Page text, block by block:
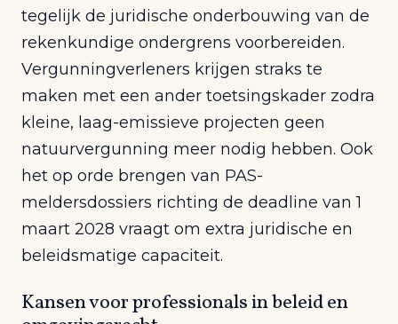
tegelijk de juridische onderbouwing van de
rekenkundige ondergrens voorbereiden.
Vergunningverleners krijgen straks te
maken met een ander toetsingskader zodra
kleine, laag-emissieve projecten geen
natuurvergunning meer nodig hebben. Ook
het op orde brengen van PAS-
meldersdossiers richting de deadline van 1
maart 2028 vraagt om extra juridische en
beleidsmatige capaciteit.
Kansen voor professionals in beleid en